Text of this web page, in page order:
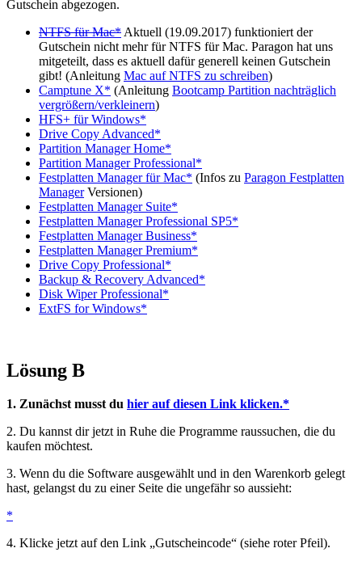
Gutschein abgezogen.
NTFS für Mac* Aktuell (19.09.2017) funktioniert der
Gutschein nicht mehr für NTFS für Mac. Paragon hat uns
mitgeteilt, dass es aktuell dafür generell keinen Gutschein
gibt! (Anleitung Mac auf NTFS zu schreiben)
Camptune X* (Anleitung Bootcamp Partition nachträglich
vergrößern/verkleinern)
HFS+ für Windows*
Drive Copy Advanced*
Partition Manager Home*
Partition Manager Professional*
Festplatten Manager für Mac* (Infos zu Paragon Festplatten
ManagerVersionen)
Festplatten Manager Suite*
Festplatten Manager Professional SP5*
Festplatten Manager Business*
Festplatten Manager Premium*
Drive Copy Professional*
Backup & Recovery Advanced*
Disk Wiper Professional*
ExtFS for Windows*
Lösung B
1. Zunächst musst du hier auf diesen Link klicken.*
2. Du kannst dir jetzt in Ruhe die Programme raussuchen, die du
kaufen möchtest.
3. Wenn du die Software ausgewählt und in den Warenkorb gelegt
hast, gelangst du zu einer Seite die ungefähr so aussieht:
*
4. Klicke jetzt auf den Link „Gutscheincode“ (siehe roter Pfeil).